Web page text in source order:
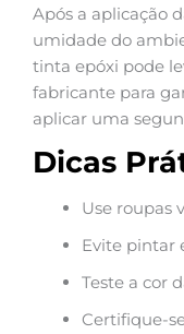
Após a aplicação
umidade do
tinta epóxi pode
fabricante para
aplicar uma
Dicas
Use roupas
Evite pintar
Teste a cor
Certifique-